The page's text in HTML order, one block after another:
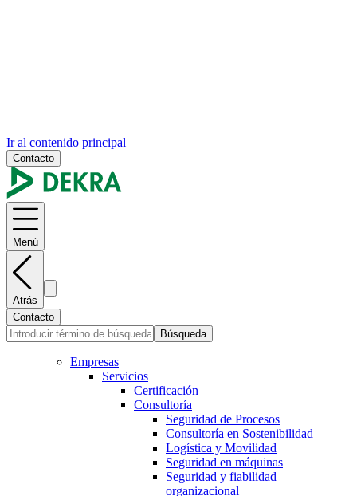
Ir al contenido principal
Contacto
Menú
Atrás
Contacto
Búsqueda
Empresas
Servicios
Certificación
Consultoría
Seguridad de Procesos
Consultoría en Sostenibilidad
Logística y Movilidad
Seguridad en máquinas
Seguridad y fiabilidad
organizacional